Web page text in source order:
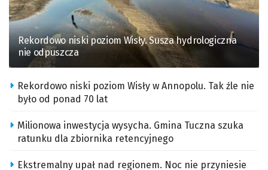
Rekordowo niski poziom Wisły. Susza hydrologiczna
nie odpuszcza
Rekordowo niski poziom Wisły w Annopolu. Tak źle nie
było od ponad 70 lat
Milionowa inwestycja wysycha. Gmina Tuczna szuka
ratunku dla zbiornika retencyjnego
Ekstremalny upał nad regionem. Noc nie przyniesie